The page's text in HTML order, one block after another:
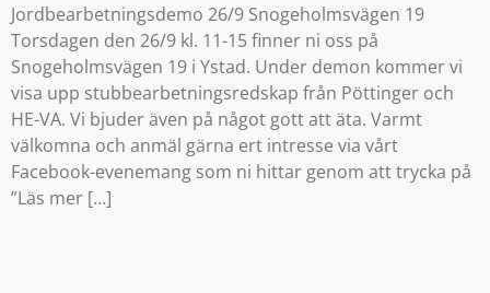
Jordbearbetningsdemo 26/9 Snogeholmsvägen 19
Torsdagen den 26/9 kl. 11-15 finner ni oss på
Snogeholmsvägen 19 i Ystad. Under demon kommer vi
visa upp stubbearbetningsredskap från Pöttinger och
HE-VA. Vi bjuder även på något gott att äta. Varmt
välkomna och anmäl gärna ert intresse via vårt
Facebook-evenemang som ni hittar genom att trycka på
”Läs mer […]